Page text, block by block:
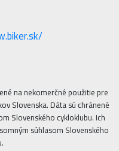
na nekomerčné použitie pre
Slovenska. Dáta sú chránené
Slovenského cykloklubu. Ich
súhlasom Slovenského